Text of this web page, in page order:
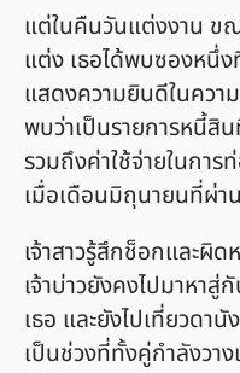
แต่ในคืนวันแต่งงาน ข
แต่ง เธอได้พบซองหนึ่
แสดงความยินดีในควา
พบว่าเป็นรายการหนี้สิ
รวมถึงค่าใช้จ่ายในกา
เมื่อเดือนมิถุนายนที่ผ่า
เจ้าสาวรู้สึกช็อกและผิด
เจ้าบ่าวยังคงไปมาหา
เธอ และยังไปเที่ยวดา
เป็นช่วงที่ทั้งคู่กำลังวา